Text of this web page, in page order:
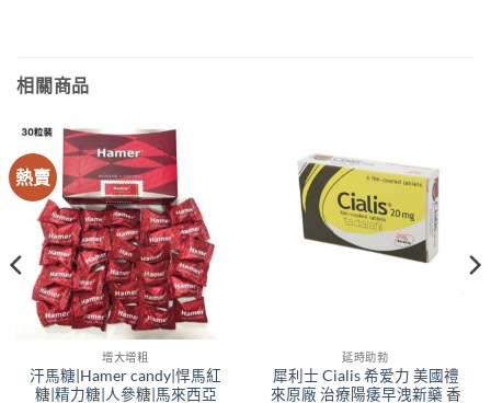
相關商品
熱賣
增大增粗
汗馬糖|Hamer candy|悍馬紅
糖|精力糖|人參糖|馬來西亞
延時助勃
犀利士 Cialis 希爱力 美國禮
來原廠 治療陽痿早洩新藥 香